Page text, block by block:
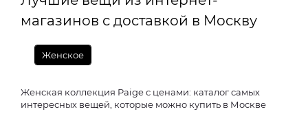
магазинов с доставкой в Москву
Женское
Женская коллекция Paige с ценами: каталог самых
интересных вещей, которые можно купить в Москве